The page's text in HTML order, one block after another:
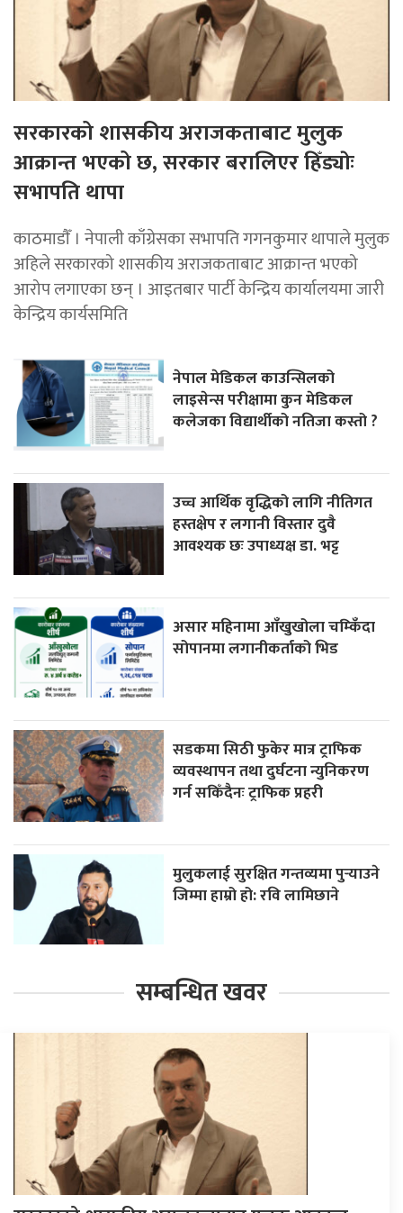
सरकारको शासकीय अराजकताबाट मुलुक
आक्रान्त भएको छ, सरकार बरालिएर हिँड्याेः
सभापति थापा
काठमाडाैँ । नेपाली काँग्रेसका सभापति गगनकुमार थापाले मुलुक
अहिले सरकारको शासकीय अराजकताबाट आक्रान्त भएको
आरोप लगाएका छन् । आइतबार पार्टी केन्द्रिय कार्यालयमा जारी
केन्द्रिय कार्यसमिति
नेपाल मेडिकल काउन्सिलको
लाइसेन्स परीक्षामा कुन मेडिकल
कलेजका विद्यार्थीको नतिजा कस्तो ?
उच्च आर्थिक वृद्धिको लागि नीतिगत
हस्तक्षेप र लगानी विस्तार दुवै
आवश्यक छः उपाध्यक्ष डा. भट्ट
असार महिनामा आँखुखोला चम्किँदा
सोपानमा लगानीकर्ताको भिड
सडकमा सिठी फुकेर मात्र ट्राफिक
व्यवस्थापन तथा दुर्घटना न्युनिकरण
गर्न सकिँदैनः ट्राफिक प्रहरी
मुलुकलाई सुरक्षित गन्तव्यमा पुर्‍याउने
जिम्मा हाम्रो हो: रवि लामिछाने
सम्बन्धित खवर